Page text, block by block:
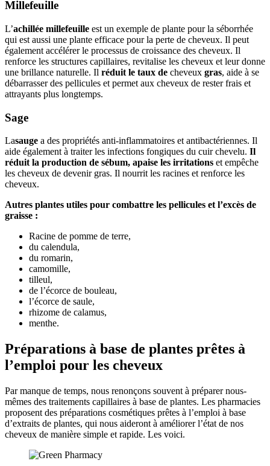
Millefeuille
L’achillée millefeuille est un exemple de plante pour la séborrhée
qui est aussi une plante efficace pour la perte de cheveux. Il peut
également accélérer le processus de croissance des cheveux. Il
renforce les structures capillaires, revitalise les cheveux et leur donne
une brillance naturelle. Il réduit le taux de cheveux gras, aide à se
débarrasser des pellicules et permet aux cheveux de rester frais et
attrayants plus longtemps.
Sage
Lasauge a des propriétés anti-inflammatoires et antibactériennes. Il
aide également à traiter les infections fongiques du cuir chevelu. Il
réduit la production de sébum, apaise les irritations et empêche
les cheveux de devenir gras. Il nourrit les racines et renforce les
cheveux.
Autres plantes utiles pour combattre les pellicules et l’excès de
graisse :
Racine de pomme de terre,
du calendula,
du romarin,
camomille,
tilleul,
de l’écorce de bouleau,
l’écorce de saule,
rhizome de calamus,
menthe.
Préparations à base de plantes prêtes à
l’emploi pour les cheveux
Par manque de temps, nous renonçons souvent à préparer nous-
mêmes des traitements capillaires à base de plantes. Les pharmacies
proposent des préparations cosmétiques prêtes à l’emploi à base
d’extraits de plantes, qui nous aideront à améliorer l’état de nos
cheveux de manière simple et rapide. Les voici.